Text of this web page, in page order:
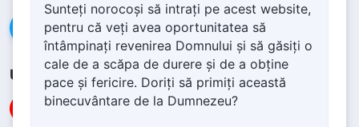
Contactează-ne pe Messenger
Urmăriți-ne
Sunteți norocoși să intrați pe acest website,
pentru că veți avea oportunitatea să
întâmpinați revenirea Domnului și să găsiți o
cale de a scăpa de durere și de a obține
pace și fericire. Doriți să primiți această
binecuvântare de la Dumnezeu?